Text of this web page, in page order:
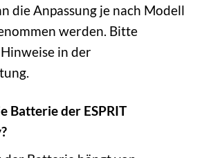
die Anpassung je nach Modell
werden. Bitte
in der
Batterie der ESPRIT